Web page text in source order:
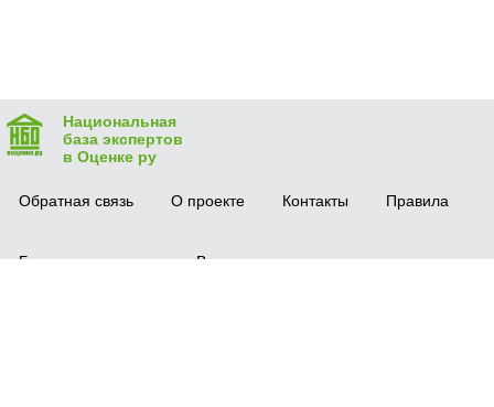
Национальная
база экспертов
в Оценке ру
Обратная связь О проекте Контакты Правила
Безопасная сделка Вопрос-ответ